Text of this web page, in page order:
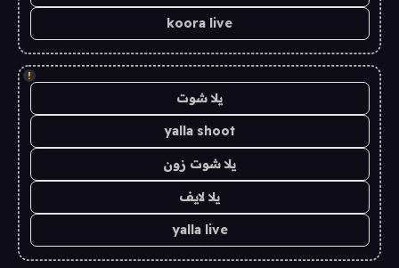
koora live
!
يلا شوت
yalla shoot
يلا شوت زون
يلا لايف
yalla live